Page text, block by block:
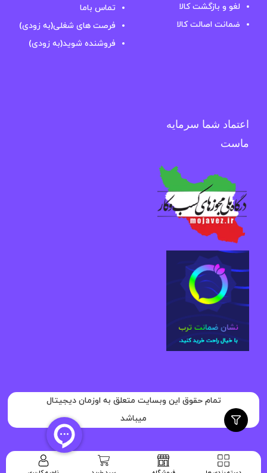
لغو و بازگشت کالا
ضمانت اصالت کالا
تماس باما
فرصت های شغلی(به زودی)
فروشنده شوید(به زودی)
اعتماد شما سرمایه
ماست
تمام حقوق این وبسایت متعلق به اوزمان دیجیتال
میباشد